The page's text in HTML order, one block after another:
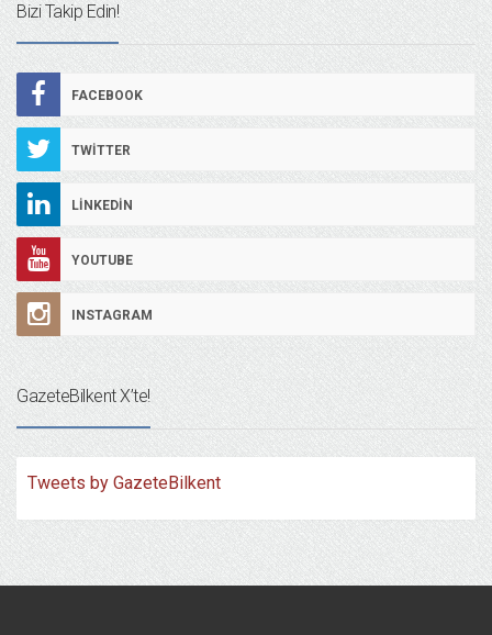
Bizi Takip Edin!
FACEBOOK
TWITTER
LINKEDIN
YOUTUBE
INSTAGRAM
GazeteBilkent X’te!
Tweets by GazeteBilkent